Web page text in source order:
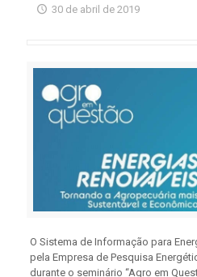
30 de abril de 2019
O Sistema de Informação para
pela Empresa de Pesquisa
durante o seminário “Agro em